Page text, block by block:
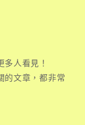
人看見！
的文章，都非常